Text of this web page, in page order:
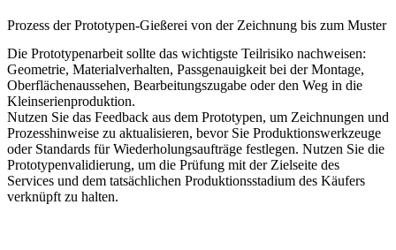
Prozess der Prototypen-Gießerei von der Zeichnung bis zum Muster
Die Prototypenarbeit sollte das wichtigste Teilrisiko nachweisen:
Geometrie, Materialverhalten, Passgenauigkeit bei der Montage,
Oberflächenaussehen, Bearbeitungszugabe oder den Weg in die
Kleinserienproduktion.
Nutzen Sie das Feedback aus dem Prototypen, um Zeichnungen und
Prozesshinweise zu aktualisieren, bevor Sie Produktionswerkzeuge
oder Standards für Wiederholungsaufträge festlegen. Nutzen Sie die
Prototypenvalidierung, um die Prüfung mit der Zielseite des
Services und dem tatsächlichen Produktionsstadium des Käufers
verknüpft zu halten.